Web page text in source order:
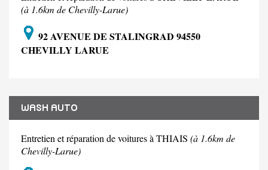
(à 1.6km de Chevilly-Larue)
92 AVENUE DE STALINGRAD 94550
CHEVILLY LARUE
WASH AUTO
Entretien et réparation de voitures à THIAIS (à 1.6km de
Chevilly-Larue)